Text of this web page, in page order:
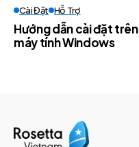
Cài Đặt Hỗ Trợ
Hướng dẫn cài đặt trên
máy tính Windows